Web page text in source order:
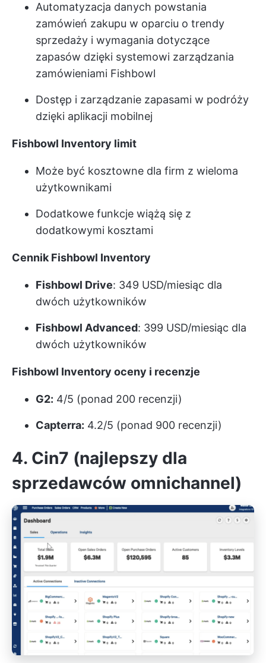
Automatyzacja danych powstania
zamówień zakupu w oparciu o trendy
sprzedaży i wymagania dotyczące
zapasów dzięki systemowi zarządzania
zamówieniami Fishbowl
Dostęp i zarządzanie zapasami w podróży
dzięki aplikacji mobilnej
Fishbowl Inventory limit
Może być kosztowne dla firm z wieloma
użytkownikami
Dodatkowe funkcje wiążą się z
dodatkowymi kosztami
Cennik Fishbowl Inventory
Fishbowl Drive: 349 USD/miesiąc dla
dwóch użytkowników
Fishbowl Advanced: 399 USD/miesiąc dla
dwóch użytkowników
Fishbowl Inventory oceny i recenzje
G2: 4/5 (ponad 200 recenzji)
Capterra: 4.2/5 (ponad 900 recenzji)
4. Cin7 (najlepszy dla
sprzedawców omnichannel)